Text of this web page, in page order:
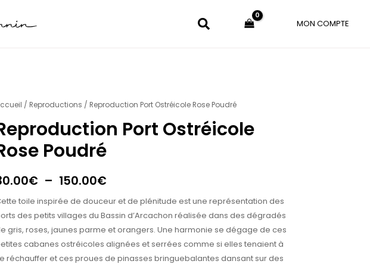
MON COMPTE
/ Reproductions / Reproduction Port Ostréicole Rose Poudré
Port Ostréicole
Poudré
€ – 150.00€
Plage
de
prix :
150.00€
toile inspirée de douceur et de plénitude est une représentation des
des petits villages du Bassin d’Arcachon réalisée dans des dégradés
gris, roses, jaunes parme et orangers. Une harmonie se dégage de ces
cabanes ostréicoles alignées et serrées comme si elles tenaient à
réchauffer et ces proues de pinasses bringuebalantes dansant sur des